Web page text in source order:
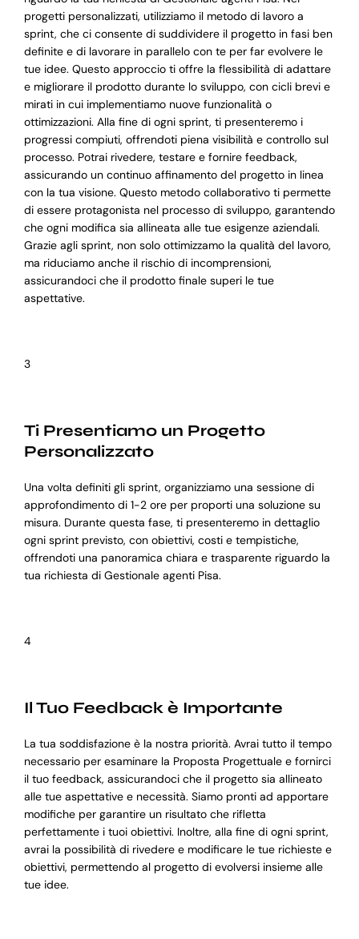
progetti personalizzati, utilizziamo il metodo di lavoro a
sprint, che ci consente di suddividere il progetto in fasi ben
definite e di lavorare in parallelo con te per far evolvere le
tue idee. Questo approccio ti offre la flessibilità di adattare
e migliorare il prodotto durante lo sviluppo, con cicli brevi e
mirati in cui implementiamo nuove funzionalità o
ottimizzazioni. Alla fine di ogni sprint, ti presenteremo i
progressi compiuti, offrendoti piena visibilità e controllo sul
processo. Potrai rivedere, testare e fornire feedback,
assicurando un continuo affinamento del progetto in linea
con la tua visione. Questo metodo collaborativo ti permette
di essere protagonista nel processo di sviluppo, garantendo
che ogni modifica sia allineata alle tue esigenze aziendali.
Grazie agli sprint, non solo ottimizzamo la qualità del lavoro,
ma riduciamo anche il rischio di incomprensioni,
assicurandoci che il prodotto finale superi le tue
aspettative.
3
Ti Presentiamo un Progetto
Personalizzato
Una volta definiti gli sprint, organizziamo una sessione di
approfondimento di 1-2 ore per proporti una soluzione su
misura. Durante questa fase, ti presenteremo in dettaglio
ogni sprint previsto, con obiettivi, costi e tempistiche,
offrendoti una panoramica chiara e trasparente riguardo la
tua richiesta di Gestionale agenti Pisa.
4
Il Tuo Feedback è Importante
La tua soddisfazione è la nostra priorità. Avrai tutto il tempo
necessario per esaminare la Proposta Progettuale e fornirci
il tuo feedback, assicurandoci che il progetto sia allineato
alle tue aspettative e necessità. Siamo pronti ad apportare
modifiche per garantire un risultato che rifletta
perfettamente i tuoi obiettivi. Inoltre, alla fine di ogni sprint,
avrai la possibilità di rivedere e modificare le tue richieste e
obiettivi, permettendo al progetto di evolversi insieme alle
tue idee.